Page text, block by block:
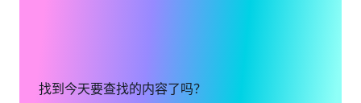
找到今天要查找的内容了吗？